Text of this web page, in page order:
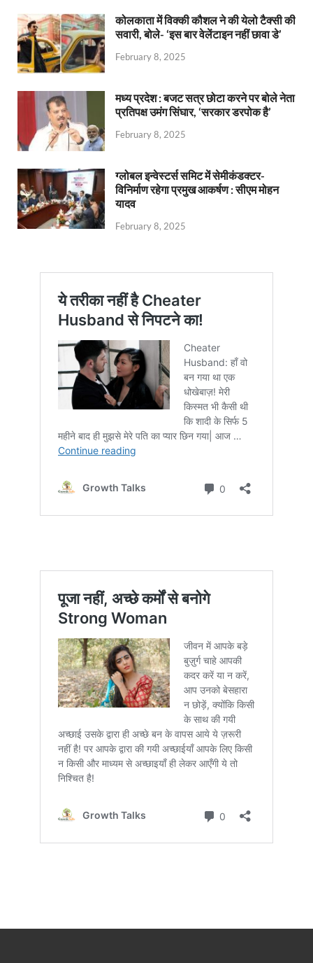
कोलकाता में विक्की कौशल ने की येलो टैक्सी की
सवारी, बोले- ‘इस बार वेलेंटाइन नहीं छावा डे’
February 8, 2025
मध्य प्रदेश : बजट सत्र छोटा करने पर बोले नेता
प्रतिपक्ष उमंग सिंघार, ‘सरकार डरपोक है’
February 8, 2025
ग्लोबल इन्वेस्टर्स समिट में सेमीकंडक्टर-
विनिर्माण रहेगा प्रमुख आकर्षण : सीएम मोहन
यादव
February 8, 2025